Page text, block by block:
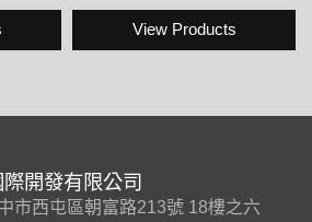
View Products
開發有限公司
市西屯區朝富路213號 18樓之六